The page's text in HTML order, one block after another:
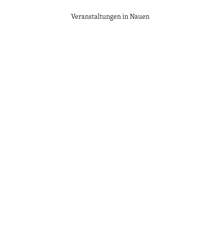
Veranstaltungen in Nauen